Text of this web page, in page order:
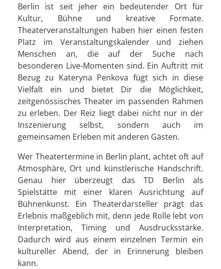
Berlin ist seit jeher ein bedeutender Ort für
Kultur, Bühne und kreative Formate.
Theaterveranstaltungen haben hier einen festen
Platz im Veranstaltungskalender und ziehen
Menschen an, die auf der Suche nach
besonderen Live-Momenten sind. Ein Auftritt mit
Bezug zu Kateryna Penkova fügt sich in diese
Vielfalt ein und bietet Dir die Möglichkeit,
zeitgenössisches Theater im passenden Rahmen
zu erleben. Der Reiz liegt dabei nicht nur in der
Inszenierung selbst, sondern auch im
gemeinsamen Erleben mit anderen Gästen.
Wer Theatertermine in Berlin plant, achtet oft auf
Atmosphäre, Ort und künstlerische Handschrift.
Genau hier überzeugt das TD Berlin als
Spielstätte mit einer klaren Ausrichtung auf
Bühnenkunst. Ein Theaterdarsteller prägt das
Erlebnis maßgeblich mit, denn jede Rolle lebt von
Interpretation, Timing und Ausdrucksstärke.
Dadurch wird aus einem einzelnen Termin ein
kultureller Abend, der in Erinnerung bleiben
kann.